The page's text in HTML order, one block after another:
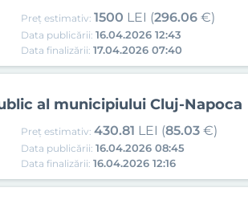
Preț estimativ:1500 LEI (296.06 €)
Data publicării:16.04.2026 12:43
Data finalizării:17.04.2026 07:40
al municipiului Cluj-Napoca
Preț estimativ:430.81 LEI (85.03 €)
Data publicării:16.04.2026 08:45
Data finalizării:16.04.2026 12:16